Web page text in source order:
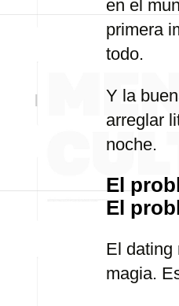
en el
primera
todo.
Y la
arreglar
noche.
El
El
El dating
magia.